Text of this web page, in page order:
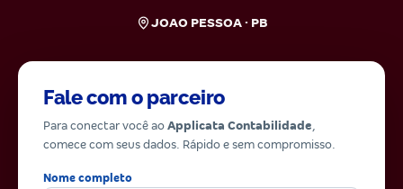
JOAO PESSOA · PB
Fale com o parceiro
Para conectar você ao Applicata Contabilidade,
comece com seus dados. Rápido e sem compromisso.
Nome completo